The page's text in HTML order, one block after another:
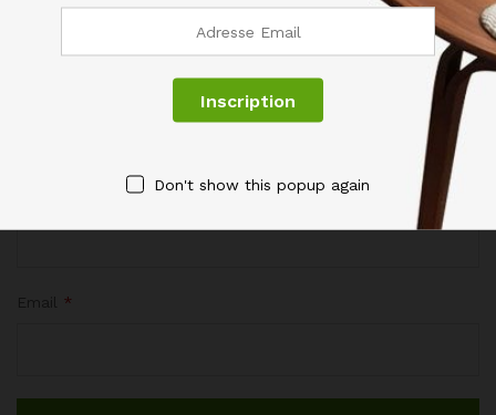
*
Don't show this popup again